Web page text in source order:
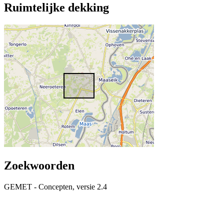
Ruimtelijke dekking
Zoekwoorden
GEMET - Concepten, versie 2.4